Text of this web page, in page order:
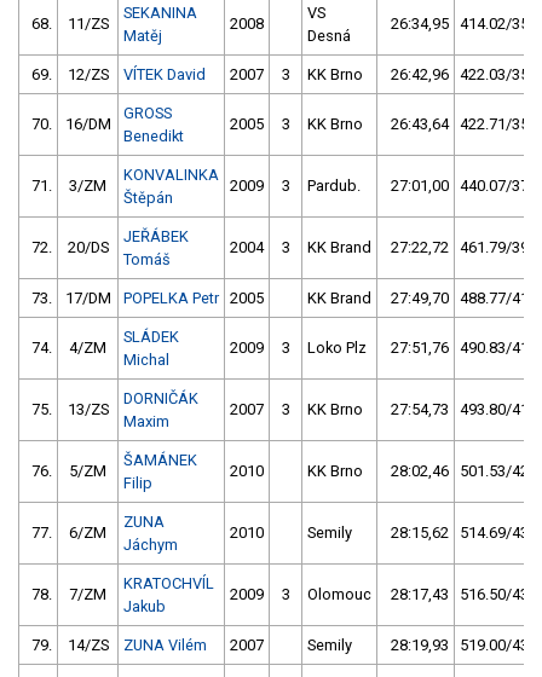
68. 11/ZS
SEKANINA
Matěj
2008
VS
Desná
26:34,95 414.02/35,1
69. 12/ZS VÍTEK David 2007 3 KK Brno 26:42,96 422.03/35,7
70. 16/DM
GROSS
Benedikt
2005 3 KK Brno 26:43,64 422.71/35,8
71. 3/ZM
KONVALINKA
Štěpán
2009 3 Pardub. 27:01,00 440.07/37,3
72. 20/DS
JEŘÁBEK
Tomáš
2004 3 KK Brand 27:22,72 461.79/39,1
73. 17/DM POPELKA Petr 2005 KK Brand 27:49,70 488.77/41,4
74. 4/ZM
SLÁDEK
Michal
2009 3 Loko Plz 27:51,76 490.83/41,6
75. 13/ZS
DORNIČÁK
Maxim
2007 3 KK Brno 27:54,73 493.80/41,8
76. 5/ZM
ŠAMÁNEK
Filip
2010 KK Brno 28:02,46 501.53/42,5
77. 6/ZM
ZUNA
Jáchym
2010 Semily 28:15,62 514.69/43,6
78. 7/ZM
KRATOCHVÍL
Jakub
2009 3 Olomouc 28:17,43 516.50/43,7
79. 14/ZS ZUNA Vilém 2007 Semily 28:19,93 519.00/43,9